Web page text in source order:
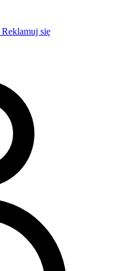
Reklamuj się